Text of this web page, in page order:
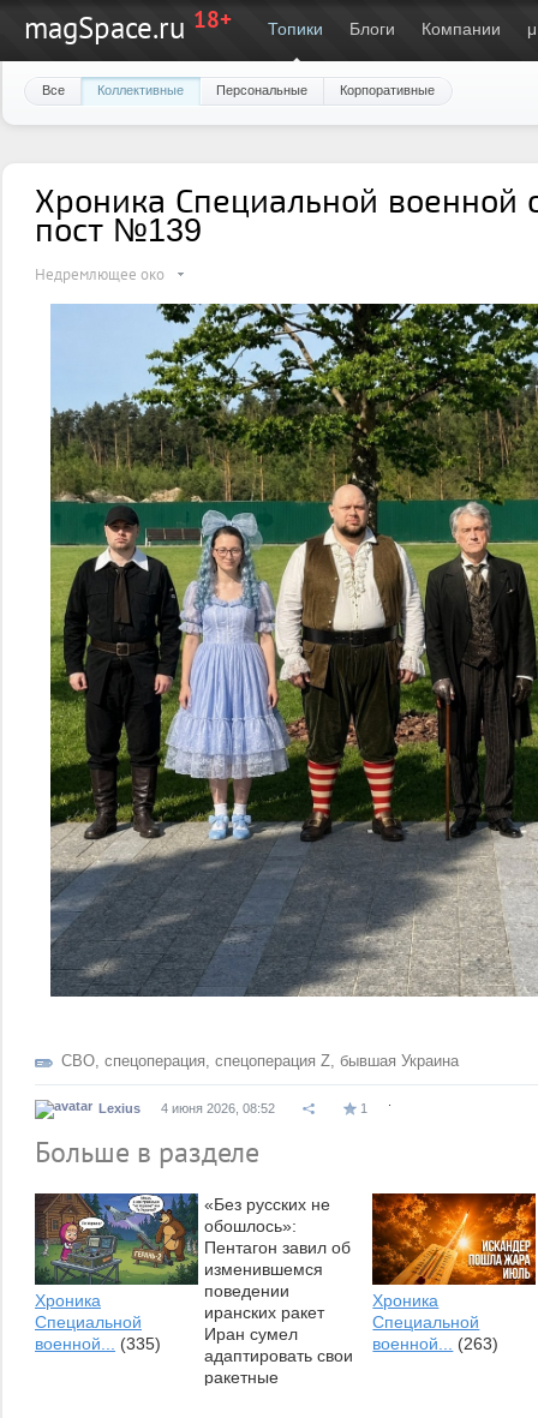
magSpace.ru 18+ Топики Блоги Компании μ
Все Коллективные Персональные Корпоративные
Хроника Специальной военной
пост №139
Недремлющее око
СВО, спецоперация, спецоперация Z, бывшая Украина
Lexius 4 июня 2026, 08:52 1
Больше в разделе
Хроника
Специальной
военной... (335)
«Без русских не
обошлось»:
Пентагон завил об
изменившемся
поведении
иранских ракет⁠
Иран сумел
адаптировать свои
ракетные
Хроника
Специальной
военной... (263)